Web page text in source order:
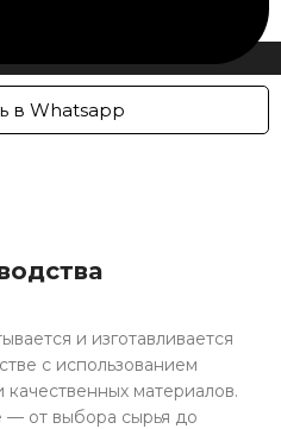
в Whatsapp
и изготавливается
с использованием
материалов.
— от выбора сырья до